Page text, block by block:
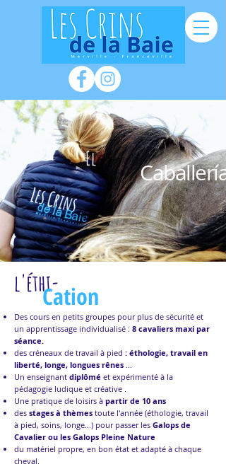
El Caballería
l'éthi-Cation
Des cours en petits groupes pour plus de sécurité et
un apprentissage individualisé : 8 cavaliers maxi par
séance.
des créneaux de travail à pied : éthologie, travail en
liberté, longe, longues rênes ...
Un enseignant diplômé et expérimenté à la
pédagogie ludique et créative .
Une pratique de loisirs à partir de 10 ans
des stages à thèmes toute l'année (éthologie, travail
à pied, soins, longe...) pour passer les Galops de
Cavalier ou les Galops Pleine Nature
du matériel propre, en bon état et adapté à chaque
cheval.